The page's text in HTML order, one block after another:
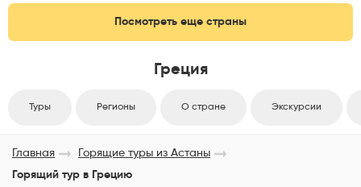
Посмотреть еще страны
Греция
Туры Регионы О стране Экскурсии
Главная
Горящие туры из Астаны
Горящий тур в Грецию